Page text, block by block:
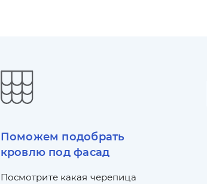
Поможем подобрать
кровлю под фасад
Посмотрите какая черепица